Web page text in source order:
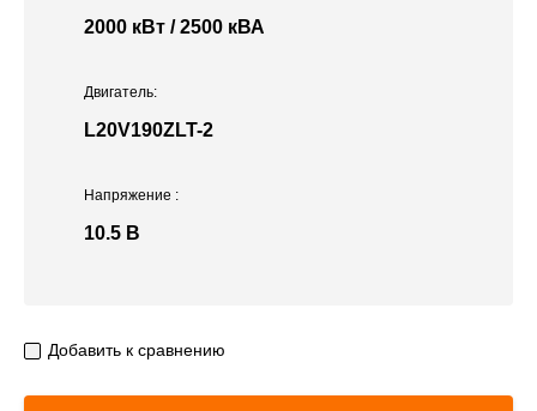
2000 кВт / 2500 кВА
Двигатель:
L20V190ZLT-2
Напряжение :
10.5 В
Добавить к сравнению